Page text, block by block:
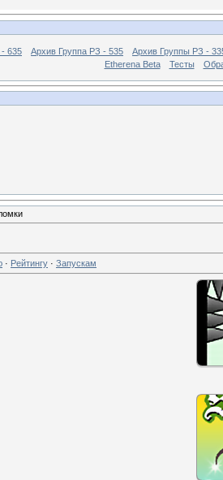
- 635 Архив Группа РЗ - 535
Архив Группы РЗ -
Etherena Beta
Тесты
· Рейтингу · Запускам